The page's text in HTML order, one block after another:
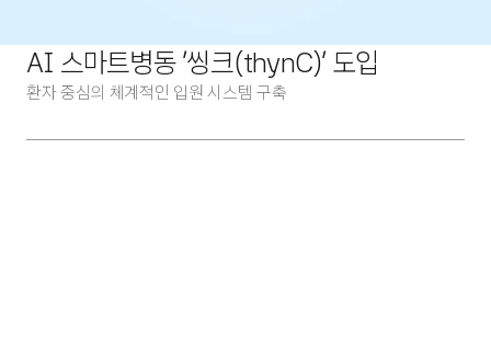
AI 스마트병동 '씽크(thynC)' 도입
환자 중심의 체계적인 입원 시스템 구축